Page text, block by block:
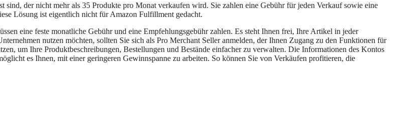
der nicht mehr als 35 Produkte pro Monat verkaufen wird. Sie zahlen eine Gebühr für jeden Verkauf sowie eine
Lösung ist eigentlich nicht für Amazon Fulfillment gedacht.
eine feste monatliche Gebühr und eine Empfehlungsgebühr zahlen. Es steht Ihnen frei, Ihre Artikel in jeder
nutzen möchten, sollten Sie sich als Pro Merchant Seller anmelden, der Ihnen Zugang zu den Funktionen für
um Ihre Produktbeschreibungen, Bestellungen und Bestände einfacher zu verwalten. Die Informationen des Kontos
es Ihnen, mit einer geringeren Gewinnspanne zu arbeiten. So können Sie von Verkäufen profitieren, die